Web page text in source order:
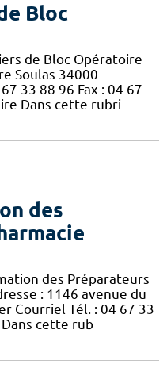
Bloc
de Bloc Opératoire
Soulas 34000
33 88 96 Fax : 04 67
Dans cette rubri
des
des Préparateurs
: 1146 avenue du
Courriel Tél. : 04 67 33
cette rub